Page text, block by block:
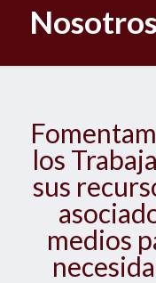
Nosotros
los
sus
medios